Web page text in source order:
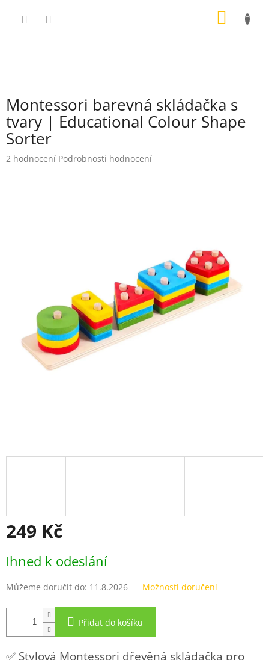
Montessori barevná skládačka s
tvary | Educational Colour Shape
Sorter
Průměrné
2 hodnocení Podrobnosti hodnocení
249 Kč
cena:
Ihned k odeslání
Můžeme doručit do: 11.8.2026 Možnosti doručení
Přidat do košíku
✅ Stylová Montessori dřevěná skládačka pro